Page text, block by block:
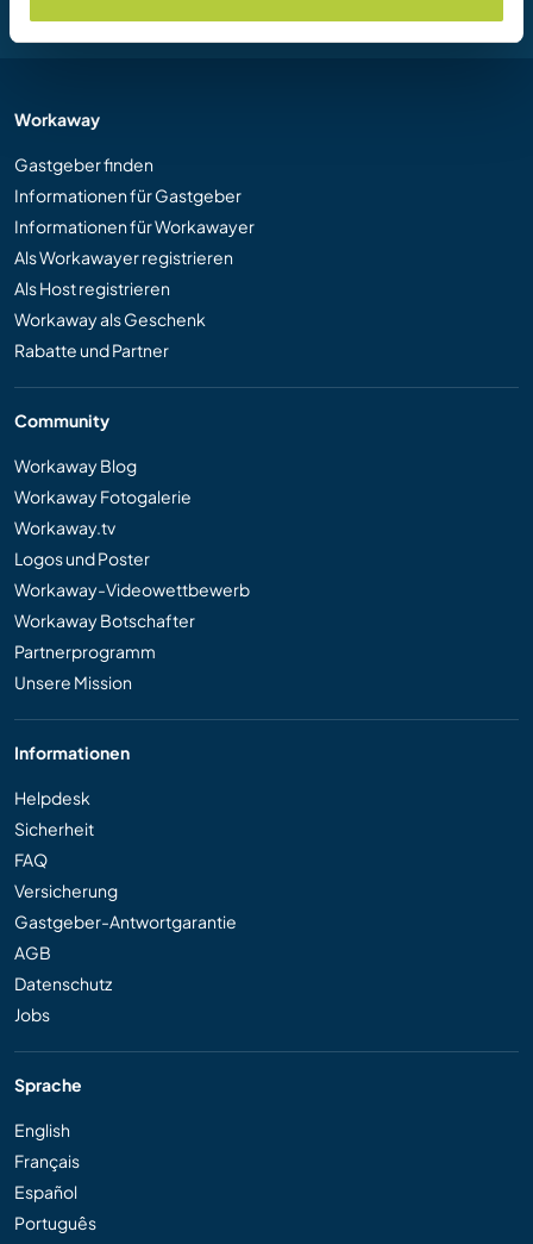
Workaway
Gastgeber finden
Informationen für Gastgeber
Informationen für Workawayer
Als Workawayer registrieren
Als Host registrieren
Workaway als Geschenk
Rabatte und Partner
Community
Workaway Blog
Workaway Fotogalerie
Workaway.tv
Logos und Poster
Workaway-Videowettbewerb
Workaway Botschafter
Partnerprogramm
Unsere Mission
Informationen
Helpdesk
Sicherheit
FAQ
Versicherung
Gastgeber-Antwortgarantie
AGB
Datenschutz
Jobs
Sprache
English
Français
Español
Português